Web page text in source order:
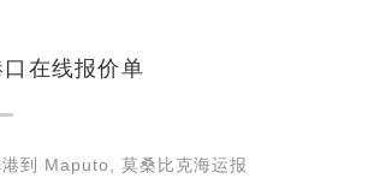
在线报价单
港到 Maputo, 莫桑比克海运报